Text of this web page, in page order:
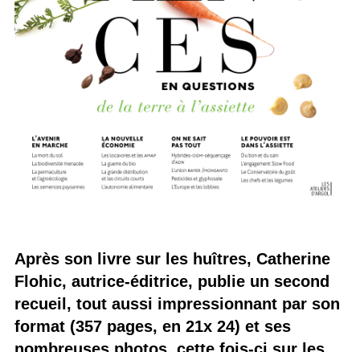
Après son livre sur les huîtres, Catherine
Flohic, autrice-éditrice, publie un second
recueil, tout aussi impressionnant par son
format (357 pages, en 21x 24) et ses